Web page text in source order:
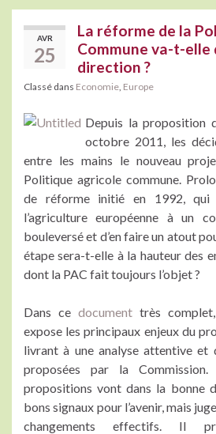
AVR
25
La réforme de la
Commune va-t-elle
direction ?
Classé dans Economie Europe
Depuis la proposition
octobre 2011, les
entre les mains le nouveau
Politique agricole commune.
de réforme initié en 1992, qui
l’agriculture européenne à un
bouleversé et d’en faire un atout
étape sera-t-elle à la hauteur des
dont la PAC fait toujours l’objet ?
Dans ce document très
expose les principaux enjeux du
livrant à une analyse attentive et
proposées par la
propositions vont dans la bonne
bons signaux pour l’avenir, mais
changements effectifs. Il